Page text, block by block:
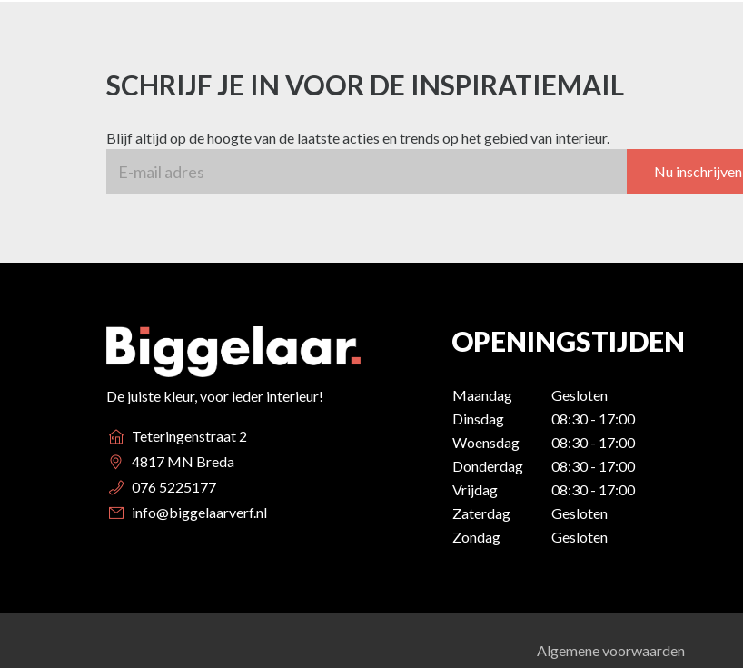
SCHRIJF JE IN VOOR DE INSPIRATIEMAIL
Blijf altijd op de hoogte van de laatste acties en trends op het gebied van interieur.
Nu inschrijven
De juiste kleur, voor ieder interieur!
Teteringenstraat 2
4817 MN Breda
076 5225177
info@biggelaarverf.nl
OPENINGSTIJDEN
Maandag
Gesloten
Dinsdag
08:30 - 17:00
Woensdag
08:30 - 17:00
Donderdag
08:30 - 17:00
Vrijdag
08:30 - 17:00
Zaterdag
Gesloten
Zondag
Gesloten
Algemene voorwaarden